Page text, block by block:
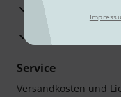
Europas größtes
Service
Versandkosten und